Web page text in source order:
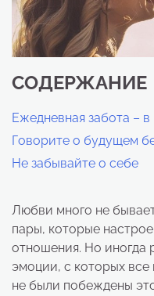
СОДЕРЖАНИЕ
Ежедневная забота –
Говорите о будущем
Не забывайте о себе
Любви много не
пары, которые
отношения. Но иногда
эмоции, с которых
не были побеждены